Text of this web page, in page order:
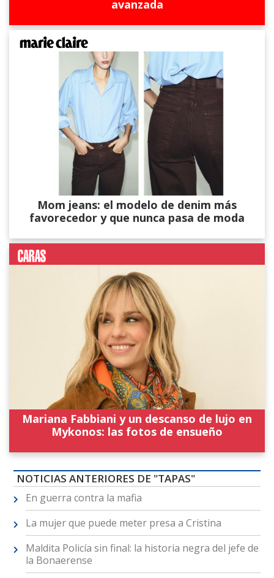
avanzada
Mom jeans: el modelo de denim más
favorecedor y que nunca pasa de moda
Mariana Fabbiani y un descanso de lujo en
Mykonos: las fotos de ensueño
NOTICIAS ANTERIORES DE "TAPAS"
En guerra contra la mafia
La mujer que puede meter presa a Cristina
Maldita Policía sin final: la historia negra del jefe de
la Bonaerense